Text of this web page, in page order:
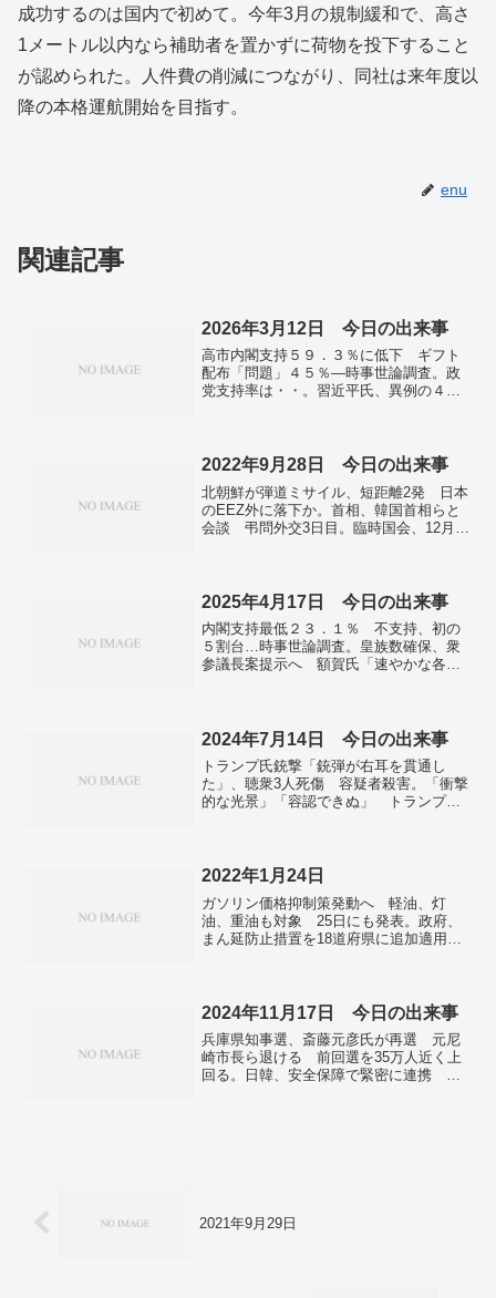
成功するのは国内で初めて。今年3月の規制緩和で、高さ
1メートル以内なら補助者を置かずに荷物を投下すること
が認められた。人件費の削減につながり、同社は来年度以
降の本格運航開始を目指す。
enu
関連記事
2026年3月12日 今日の出来事
高市内閣支持５９．３％に低下 ギフト
配布「問題」４５％―時事世論調査。政
党支持率は・・。習近平氏、異例の４期
器」に。春を告げる「籠たいまつ」 お
2022年9月28日 今日の出来事
北朝鮮が弾道ミサイル、短距離2発 日本
のEEZ外に落下か。首相、韓国首相らと
会談 弔問外交3日目。臨時国会、12月10
2025年4月17日 今日の出来事
内閣支持最低２３．１％ 不支持、初の
５割台…時事世論調査。皇族数確保、衆
参議長案提示へ 額賀氏「速やかな各党
６カ月半ぶり。
2024年7月14日 今日の出来事
トランプ氏銃撃「銃弾が右耳を貫通し
た」、聴衆3人死傷 容疑者殺害。「衝撃
的な光景」「容認できぬ」 トランプ氏
的はハマス最高幹部、生死「確証な
労働者の帰国要求か。九州北部は１５日
大雨警戒 長崎・五島に線状降水帯…気
象庁。桜島で噴煙４５００メートル 鹿
2022年1月24日
ガソリン価格抑制策発動へ 軽油、灯
油、重油も対象 25日にも発表。政府、
まん延防止措置を18道府県に追加適用
中前理事長らの起訴受け。藤井聡太4冠が
竜王就位式 「実力以上のものが出せ
た」。31歳職員が提案「推し仏」総選
挙 国宝の石像9体が候補、トップは。
2024年11月17日 今日の出来事
兵庫県知事選、斎藤元彦氏が再選 元尼
崎市長ら退ける 前回選を35万人近く上
回る。日韓、安全保障で緊密に連携 ロ
2021年9月29日